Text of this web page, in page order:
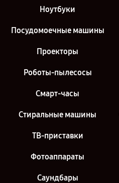
Ноутбуки
Посудомоечные машины
Проекторы
Роботы-пылесосы
Смарт-часы
Стиральные машины
ТВ-приставки
Фотоаппараты
Саундбары